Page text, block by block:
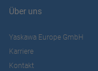
Über uns
Yaskawa Europe GmbH
Karriere
Kontakt